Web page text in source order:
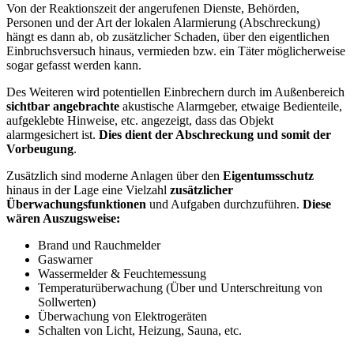
Von der Reaktionszeit der angerufenen Dienste, Behörden,
Personen und der Art der lokalen Alarmierung (Abschreckung)
hängt es dann ab, ob zusätzlicher Schaden, über den eigentlichen
Einbruchsversuch hinaus, vermieden bzw. ein Täter möglicherweise
sogar gefasst werden kann.
Des Weiteren wird potentiellen Einbrechern durch im Außenbereich
sichtbar angebrachte akustische Alarmgeber, etwaige Bedienteile,
aufgeklebte Hinweise, etc. angezeigt, dass das Objekt
alarmgesichert ist. Dies dient der Abschreckung und somit der
Vorbeugung.
Zusätzlich sind moderne Anlagen über den Eigentumsschutz
hinaus in der Lage eine Vielzahl zusätzlicher
Überwachungsfunktionen und Aufgaben durchzuführen. Diese
wären Auszugsweise:
Brand und Rauchmelder
Gaswarner
Wassermelder & Feuchtemessung
Temperaturüberwachung (Über und Unterschreitung von
Sollwerten)
Überwachung von Elektrogeräten
Schalten von Licht, Heizung, Sauna, etc.